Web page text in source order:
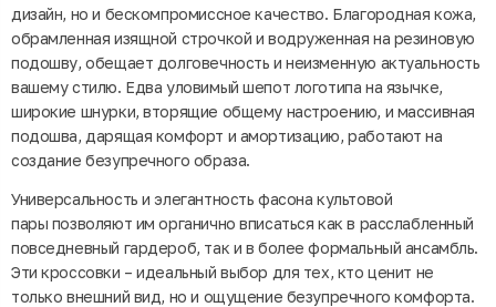
дизайн, но и бескомпромиссное качество. Благородная кожа,
обрамленная изящной строчкой и водруженная на резиновую
подошву, обещает долговечность и неизменную актуальность
вашему стилю. Едва уловимый шепот логотипа на язычке,
широкие шнурки, вторящие общему настроению, и массивная
подошва, дарящая комфорт и амортизацию, работают на
создание безупречного образа.
Универсальность и элегантность фасона культовой
пары позволяют им органично вписаться как в расслабленный
повседневный гардероб, так и в более формальный ансамбль.
Эти кроссовки – идеальный выбор для тех, кто ценит не
только внешний вид, но и ощущение безупречного комфорта.